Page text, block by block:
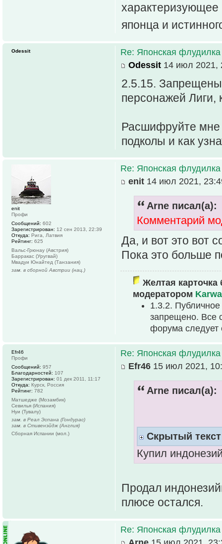
характеризующее
японца и
Re: Японская флудилка
Odessit 14 июл 2021,
2.5.15. Запрещены
персонажей Лиги,
Расшифруйте мне
подколы и как
Odessit
Re: Японская флудилка
enit 14 июл 2021,
Arne писал(а):
Комментарий
Да, и вот это вот
Пока это больше
Желтая карточка
модератором
1.3.2.
запрещено. Все
форума следует
enit
Профи
Сообщений: 602
Зарегистрирован: 12 сен 2013, 22:39
Откуда: Рига, Латвия
Рейтинг: 625
Вальс-Грюнау (Австрия)
Барракас (Уругвай)
Мвадуи Юнайтед (Танзания)
зам. в сборной Австрии (нац.)
Re: Японская флудилка
Efr46 15 июл 2021,
Arne писал(а):
Скрытый текст
Купил
Продал
плюсе остался.
Efr46
Профи
Сообщений: 957
Благодарностей: 107
Зарегистрирован: 01 дек 2011, 11:17
Откуда: Курск, Россия
Рейтинг: 782
Матшедже (Мозамбик)
Севилья (Испания)
Нуи (Тувалу)
зам. в Реал Эспана (Гондурас)
зам. в Стивенэйдж (Англия)
Сборная Испании (мол.)
Re: Японская флудилка